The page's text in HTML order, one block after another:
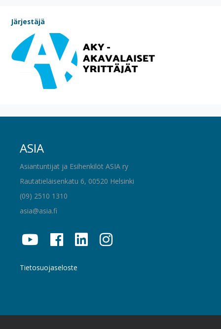
Järjestäjä
ASIA
Asiantuntijat ja Esihenkilöt ASIA ry
Rautatieläisenkatu 6, 00520 Helsinki
(09) 2510 1310
asia@asia.fi
Tietosuojaseloste